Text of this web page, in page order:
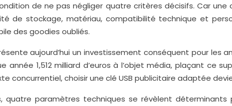
de ne pas négliger quatre critères décisifs. Car une
de stockage, matériau, compatibilité technique et
des goodies oubliés.
aujourd’hui un investissement conséquent pour les
année 1,512 milliard d’euros à l’objet média, plaçant ce
concurrentiel, choisir une clé USB publicitaire adaptée
quatre paramètres techniques se révèlent